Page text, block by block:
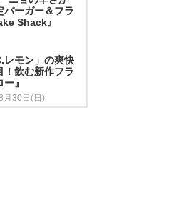
バーガー＆フラ
Shack』
レモン」の爽快
！飲む新作フラ
』
月30日(日)